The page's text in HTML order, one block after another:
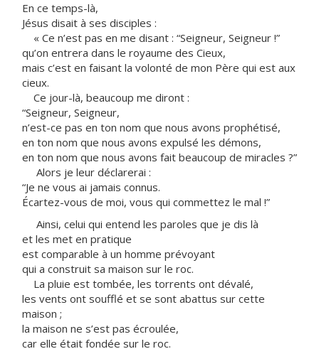
En ce temps-là,
Jésus disait à ses disciples :
« Ce n’est pas en me disant : “Seigneur, Seigneur !”
qu’on entrera dans le royaume des Cieux,
mais c’est en faisant la volonté de mon Père qui est aux
cieux.
Ce jour-là, beaucoup me diront :
“Seigneur, Seigneur,
n’est-ce pas en ton nom que nous avons prophétisé,
en ton nom que nous avons expulsé les démons,
en ton nom que nous avons fait beaucoup de miracles ?”
Alors je leur déclarerai :
“Je ne vous ai jamais connus.
Écartez-vous de moi, vous qui commettez le mal !”
Ainsi, celui qui entend les paroles que je dis là
et les met en pratique
est comparable à un homme prévoyant
qui a construit sa maison sur le roc.
La pluie est tombée, les torrents ont dévalé,
les vents ont soufflé et se sont abattus sur cette
maison ;
la maison ne s’est pas écroulée,
car elle était fondée sur le roc.